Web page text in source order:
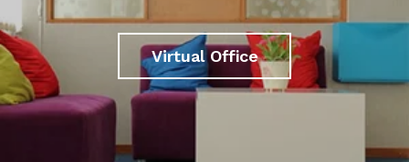
Virtual Office